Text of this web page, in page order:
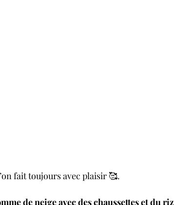
fait toujours avec plaisir 🥰.
de neige avec des chaussettes et du riz